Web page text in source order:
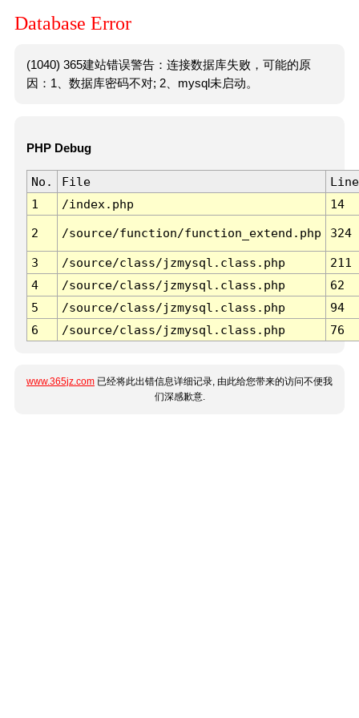
Database Error
(1040) 365建站错误警告：连接数据库失败，可能的原
因：1、数据库密码不对; 2、mysql未启动。
PHP Debug
No. File
Line
1
/index.php 14
2 /source/function/function_extend.php 324
3 /source/class/jzmysql.class.php
211
4
/source/class/jzmysql.class.php
62
5
/source/class/jzmysql.class.php
94
6
/source/class/jzmysql.class.php 76
www.365jz.com 已经将此出错信息详细记录, 由此给您带来的访问不便我
们深感歉意.